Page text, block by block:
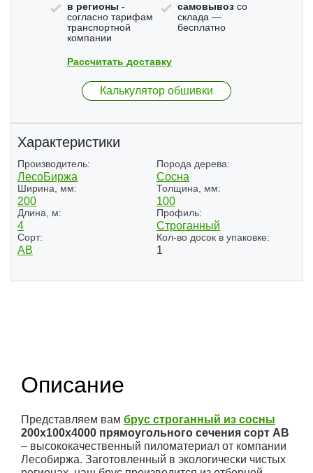
в регионы -
согласно тарифам
транспортной
компании
самовывозсо
склада —
бесплатно
Рассчитать доставку
Калькулятор обшивки
Характеристики
Производитель:
ЛесоБиржа
Порода дерева:
Сосна
Ширина, мм:
200
Толщина, мм:
100
Длина, м:
4
Профиль:
Строганный
Сорт:
АВ
Кол-во досок в упаковке:
1
Описание
Представляем вам брус строганный из сосны
200x100x4000 прямоугольного сечения сорт АВ
– высококачественный пиломатериал от компании
Лесобиржа. Заготовленный в экологически чистых